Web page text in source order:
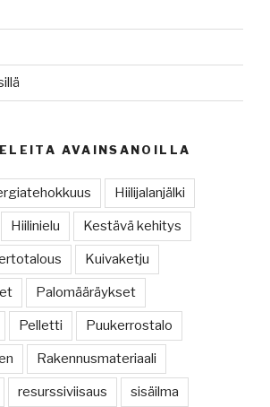
AVAINSANOILLA
Hiilijalanjälki
Hiilinielu Kestävä kehitys
Kuivaketju
Palomääräykset
Pelletti Puukerrostalo
Rakennusmateriaali
resurssiviisaus sisäilma